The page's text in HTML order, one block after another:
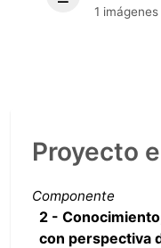
1 imágenes
Proyecto
Componente
2 -
con perspectiva